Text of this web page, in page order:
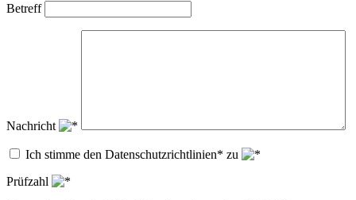
Betreff
Nachricht
Ich stimme den Datenschutzrichtlinien* zu
Prüfzahl